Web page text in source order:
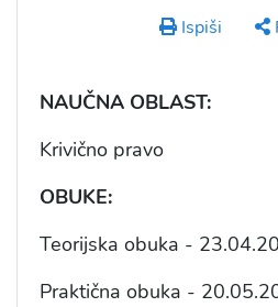
Ispiši
NAUČNA OBLAST:
Krivično pravo
OBUKE:
Teorijska obuka -
Praktična obuka -